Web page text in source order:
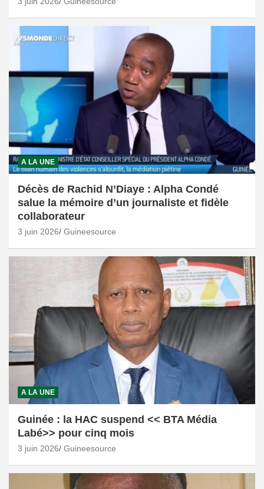
A LA UNE
Décès de Rachid N’Diaye : Alpha Condé
salue la mémoire d’un journaliste et fidèle
collaborateur
3 juin 2026 Guineesource
A LA UNE
Guinée : la HAC suspend << BTA Média
Labé>> pour cinq mois
3 juin 2026 Guineesource